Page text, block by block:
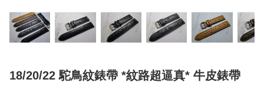
18/20/22 駝鳥紋錶帶 *紋路超逼真* 牛皮錶帶